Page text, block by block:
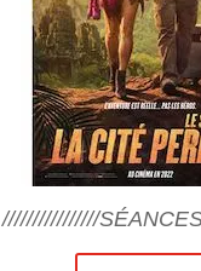
////////////////